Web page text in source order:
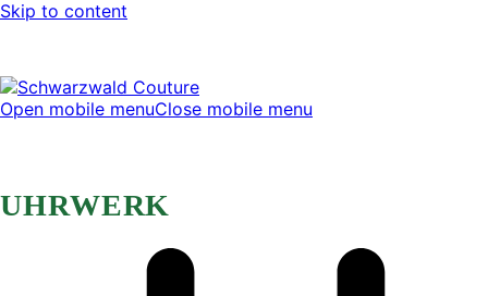
Skip to content
Open mobile menuClose mobile menu
UHRWERK